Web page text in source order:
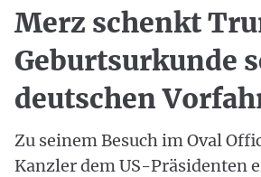
Merz schenkt
Geburtsurkunde
deutschen
Zu seinem Besuch im Oval
Kanzler dem US-Präsidenten